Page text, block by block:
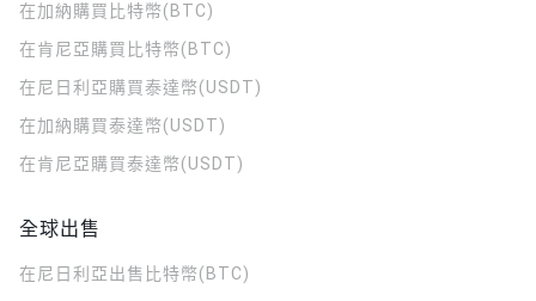
在加納購買比特幣(BTC)
在肯尼亞購買比特幣(BTC)
在尼日利亞購買泰達幣(USDT)
在加納購買泰達幣(USDT)
在肯尼亞購買泰達幣(USDT)
全球出售
在尼日利亞出售比特幣(BTC)